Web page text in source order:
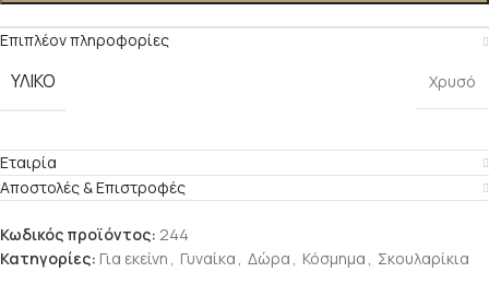
Επιπλέον πληροφορίες
ΥΛΙΚΌ Χρυσό
Εταιρία
Αποστολές & Επιστροφές
Κωδικός προϊόντος: 244
Κατηγορίες: Για εκείνη , Γυναίκα , Δώρα , Κόσμημα , Σκουλαρίκια